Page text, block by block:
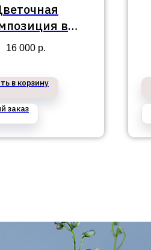
в
район
№40
16 000 р.
в корзину
заказ